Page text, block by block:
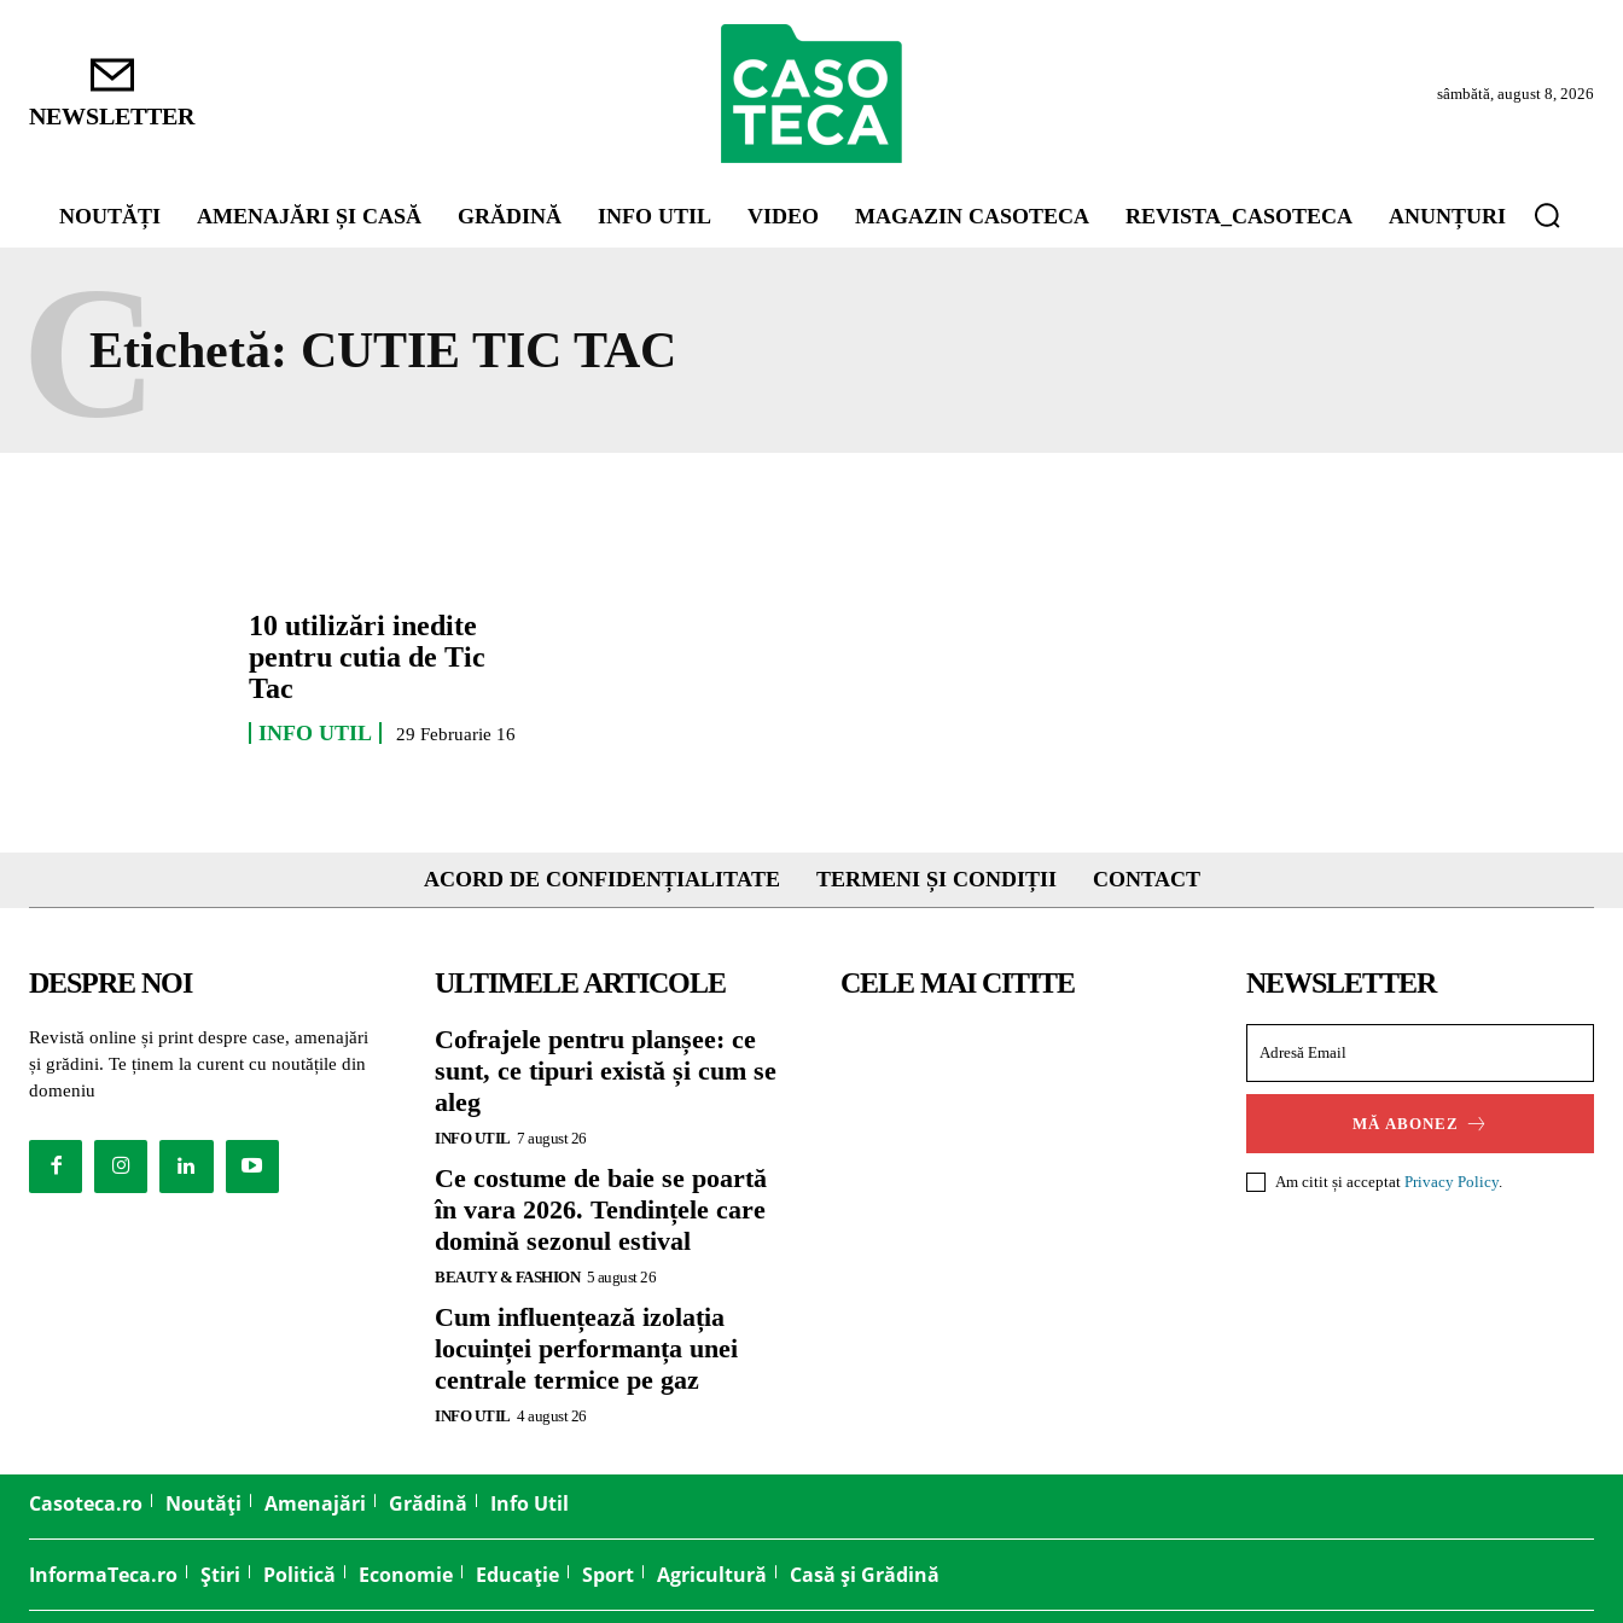
NEWSLETTER
sâmbătă, august 8, 2026
NOUTĂȚI AMENAJĂRI ȘI CASĂ GRĂDINĂ INFO UTIL VIDEO MAGAZIN CASOTECA REVISTA_CASOTECA ANUNȚURI
Etichetă: CUTIE TIC TAC
C
10 utilizări inedite
pentru cutia de Tic
Tac
INFO UTIL 29 Februarie 16
ACORD DE CONFIDENȚIALITATE TERMENI ȘI CONDIȚII CONTACT
DESPRE NOI
Revistă online și print despre case, amenajări
și grădini. Te ținem la curent cu noutățile din
domeniu
ULTIMELE ARTICOLE
Cofrajele pentru planșee: ce
sunt, ce tipuri există și cum se
aleg
INFO UTIL 7 august 26
Ce costume de baie se poartă
în vara 2026. Tendințele care
domină sezonul estival
BEAUTY & FASHION 5 august 26
Cum influențează izolația
locuinței performanța unei
centrale termice pe gaz
INFO UTIL 4 august 26
CELE MAI CITITE NEWSLETTER
MĂ ABONEZ
Am citit și acceptat Privacy Policy.
Casoteca.ro Noutăți Amenajări Grădină Info Util
InformaTeca.ro Știri Politică Economie Educație Sport Agricultură Casă și Grădină